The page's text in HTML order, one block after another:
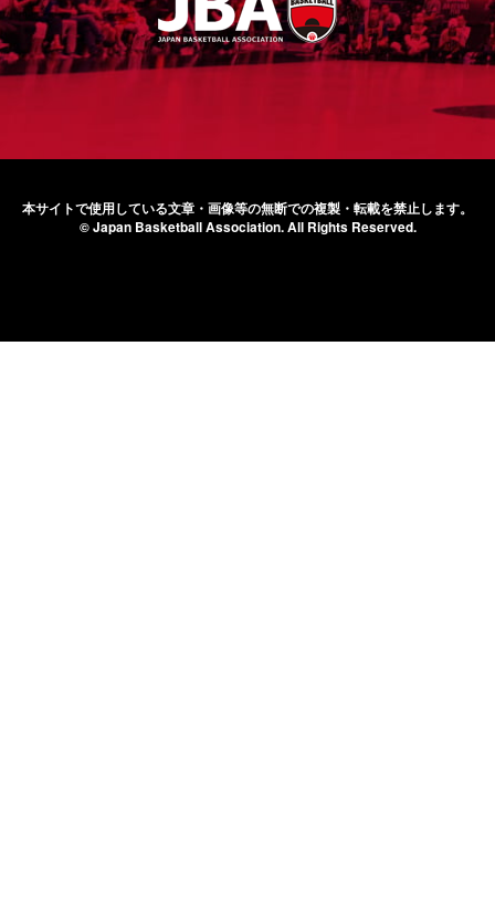
本サイトで使用している文章・画像等の無断での複製・転載を禁止します。
© Japan Basketball Association.All Rights Reserved.